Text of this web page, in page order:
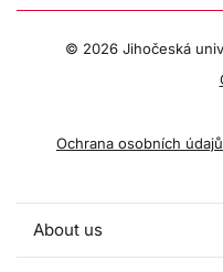
© 2026 Jihočeská
Ochrana osobních údajů
About us